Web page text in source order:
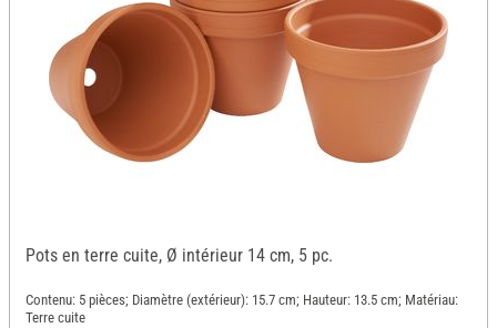
Pots en terre cuite, Ø intérieur 14 cm, 5 pc.
Contenu: 5 pièces; Diamètre (extérieur): 15.7 cm; Hauteur: 13.5 cm; Matériau:
Terre cuite